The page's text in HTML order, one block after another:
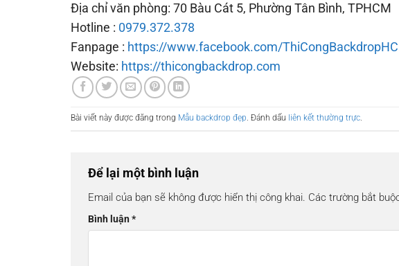
Địa chỉ văn phòng: 70 Bàu Cát 5, Phường Tân Bình, TPHCM
Hotline : 0979.372.378
Fanpage : https://www.facebook.com/
Website: https://thicongbackdrop.com
Bài viết này được đăng trong Mẫu backdrop đẹp. Đánh dấu liên kết thường trực.
Để lại một bình luận
Email của bạn sẽ không được hiển thị công khai. Các trường bắt
Bình luận*